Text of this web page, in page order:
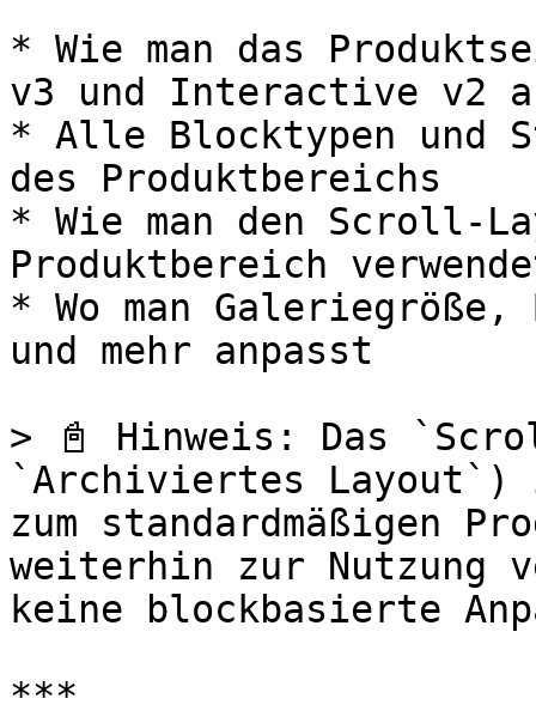
* Wie man das
v3 und Interactive v2
* Alle Blocktypen und
des Produktbereichs
* Wie man den Scroll-
Produktbereich
* Wo man
und mehr anpasst
> 📓 Hinweis: Das
`Archiviertes
zum standardmäßigen
weiterhin zur Nutzung
keine blockbasierte
***